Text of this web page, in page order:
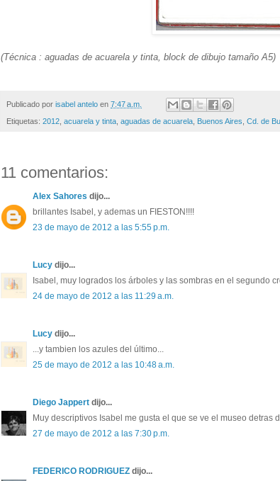
(Técnica : aguadas de acuarela y tinta, block de dibujo tamaño A5)
Publicado por isabel antelo en 7:47 a.m.
Etiquetas: 2012, acuarela y tinta, aguadas de acuarela, Buenos Aires, Cd. de
11 comentarios:
Alex Sahores dijo...
brillantes Isabel, y ademas un FIESTON!!!!
23 de mayo de 2012 a las 5:55 p.m.
Lucy dijo...
Isabel, muy logrados los árboles y las sombras en el segundo
24 de mayo de 2012 a las 11:29 a.m.
Lucy dijo...
...y tambien los azules del último...
25 de mayo de 2012 a las 10:48 a.m.
Diego Jappert dijo...
Muy descriptivos Isabel me gusta el que se ve el museo detras
27 de mayo de 2012 a las 7:30 p.m.
FEDERICO RODRIGUEZ dijo...